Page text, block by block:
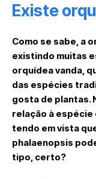
Existe
Como se sabe, a
existindo muitas
orquídea vanda,
das espécies
gosta de plantas.
relação à espécie
tendo em vista
phalaenopsis
tipo, certo?